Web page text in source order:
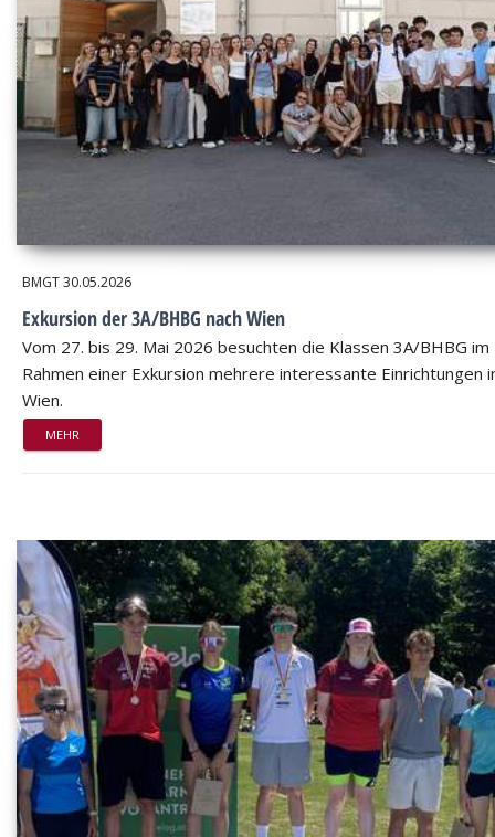
BMGT30.05.2026
Exkursion der 3A/BHBG nach Wien
Vom 27. bis 29. Mai 2026 besuchten die Klassen 3A/BHBG im
Rahmen einer Exkursion mehrere interessante Einrichtungen
Wien.
MEHR